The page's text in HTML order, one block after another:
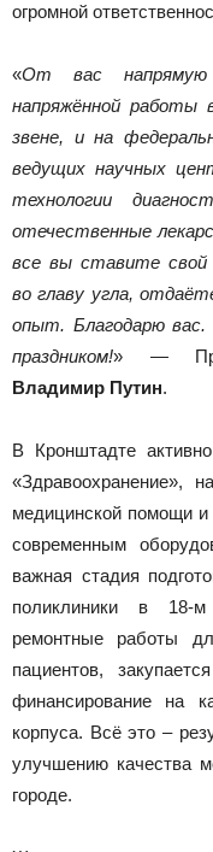
огромной
«От вас напрямую
напряжённой работы
звене, и на
ведущих научных
технологии
отечественные
все вы ставите свой
во главу угла,
опыт. Благодарю вас.
праздником!» —
Владимир Путин.
В Кронштадте
«Здравоохранение»,
медицинской помощи
современным
важная стадия
поликлиники в 18-м
ремонтные работы
пациентов,
финансирование на
корпуса. Всё это –
улучшению качества
городе.